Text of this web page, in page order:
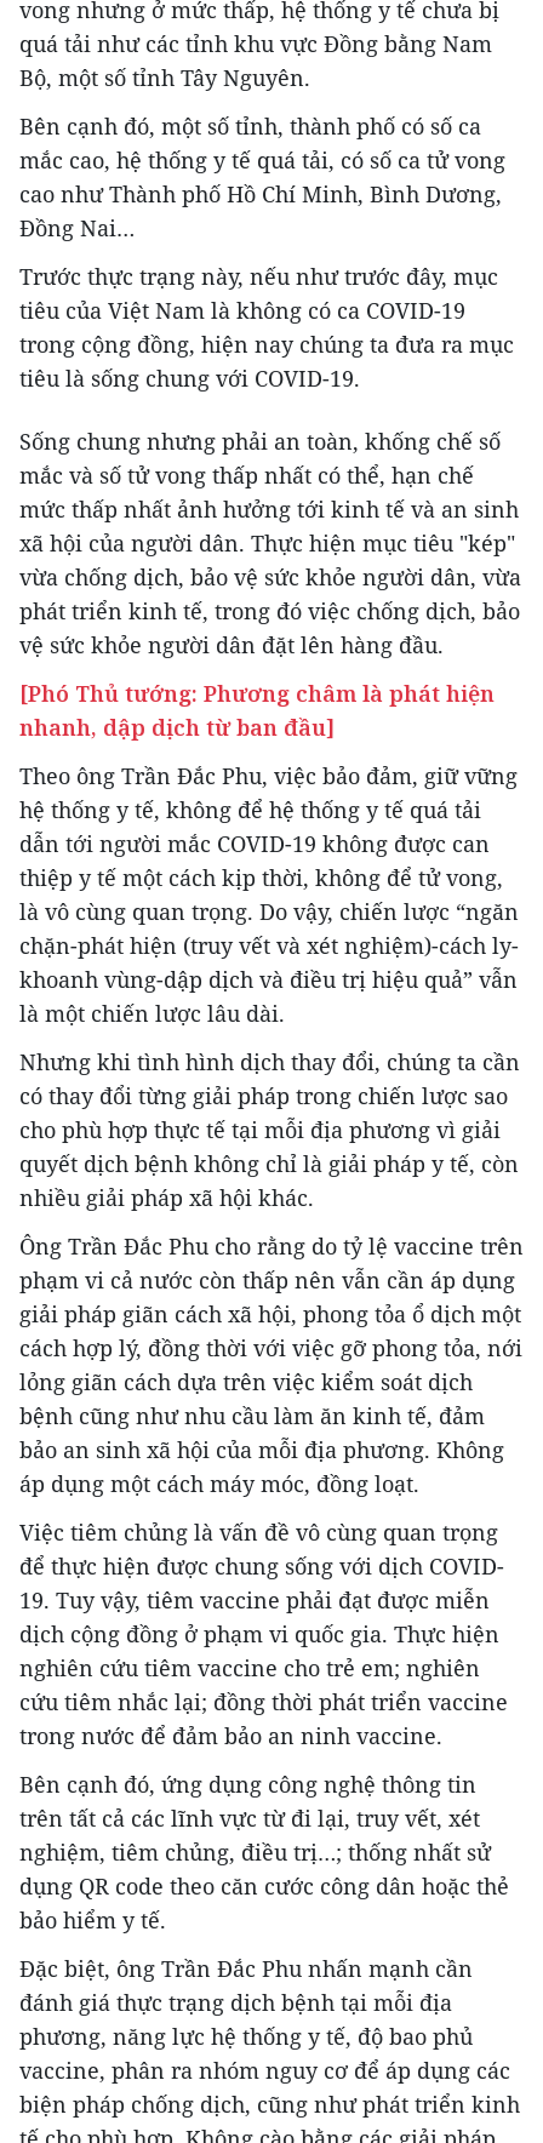
vong nhưng ở mức thấp, hệ thống y tế chưa bị
quá tải như các tỉnh khu vực Đồng bằng Nam
Bộ, một số tỉnh Tây Nguyên.
Bên cạnh đó, một số tỉnh, thành phố có số ca
mắc cao, hệ thống y tế quá tải, có số ca tử vong
cao như Thành phố Hồ Chí Minh, Bình Dương,
Đồng Nai…
Trước thực trạng này, nếu như trước đây, mục
tiêu của Việt Nam là không có ca COVID-19
trong cộng đồng, hiện nay chúng ta đưa ra mục
tiêu là sống chung với COVID-19.
Sống chung nhưng phải an toàn, khống chế số
mắc và số tử vong thấp nhất có thể, hạn chế
mức thấp nhất ảnh hưởng tới kinh tế và an sinh
xã hội của người dân. Thực hiện mục tiêu "kép"
vừa chống dịch, bảo vệ sức khỏe người dân, vừa
phát triển kinh tế, trong đó việc chống dịch, bảo
vệ sức khỏe người dân đặt lên hàng đầu.
[Phó Thủ tướng: Phương châm là phát hiện
nhanh, dập dịch từ ban đầu]
Theo ông Trần Đắc Phu, việc bảo đảm, giữ vững
hệ thống y tế, không để hệ thống y tế quá tải
dẫn tới người mắc COVID-19 không được can
thiệp y tế một cách kịp thời, không để tử vong,
là vô cùng quan trọng. Do vậy, chiến lược “ngăn
chặn-phát hiện (truy vết và xét nghiệm)-cách ly-
khoanh vùng-dập dịch và điều trị hiệu quả” vẫn
là một chiến lược lâu dài.
Nhưng khi tình hình dịch thay đổi, chúng ta cần
có thay đổi từng giải pháp trong chiến lược sao
cho phù hợp thực tế tại mỗi địa phương vì giải
quyết dịch bệnh không chỉ là giải pháp y tế, còn
nhiều giải pháp xã hội khác.
Ông Trần Đắc Phu cho rằng do tỷ lệ vaccine trên
phạm vi cả nước còn thấp nên vẫn cần áp dụng
giải pháp giãn cách xã hội, phong tỏa ổ dịch một
cách hợp lý, đồng thời với việc gỡ phong tỏa, nới
lỏng giãn cách dựa trên việc kiểm soát dịch
bệnh cũng như nhu cầu làm ăn kinh tế, đảm
bảo an sinh xã hội của mỗi địa phương. Không
áp dụng một cách máy móc, đồng loạt.
Việc tiêm chủng là vấn đề vô cùng quan trọng
để thực hiện được chung sống với dịch COVID-
19. Tuy vậy, tiêm vaccine phải đạt được miễn
dịch cộng đồng ở phạm vi quốc gia. Thực hiện
nghiên cứu tiêm vaccine cho trẻ em; nghiên
cứu tiêm nhắc lại; đồng thời phát triển vaccine
trong nước để đảm bảo an ninh vaccine.
Bên cạnh đó, ứng dụng công nghệ thông tin
trên tất cả các lĩnh vực từ đi lại, truy vết, xét
nghiệm, tiêm chủng, điều trị…; thống nhất sử
dụng QR code theo căn cước công dân hoặc thẻ
bảo hiểm y tế.
Đặc biệt, ông Trần Đắc Phu nhấn mạnh cần
đánh giá thực trạng dịch bệnh tại mỗi địa
phương, năng lực hệ thống y tế, độ bao phủ
vaccine, phân ra nhóm nguy cơ để áp dụng các
biện pháp chống dịch, cũng như phát triển kinh